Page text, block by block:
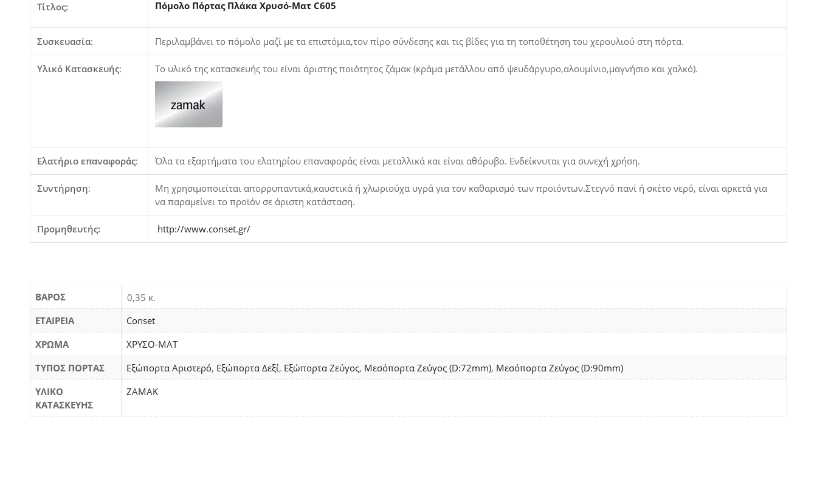
Τίτλος: Πόμολο Πόρτας Πλάκα Χρυσό-Ματ C605
Συσκευασία: Περιλαμβάνει το πόμολο μαζί με τα επιστόμια,τον πίρο σύνδεσης και τις βίδες για τη τοποθέτηση του χερουλιού στη πόρτα.
Υλικό Κατασκευής: Το υλικό της κατασκευής του είναι άριστης ποιότητος ζάμακ (κράμα μετάλλου από ψευδάργυρο,αλουμίνιο,μαγνήσιο και χαλκό).
Ελατήριο επαναφοράς: Όλα τα εξαρτήματα του ελατηρίου επαναφοράς είναι μεταλλικά και είναι αθόρυβο. Ενδείκνυται για συνεχή χρήση.
Συντήρηση:
Μη χρησιμοποιείται απορρυπαντικά,καυστικά ή χλωριούχα υγρά για τον καθαρισμό των προϊόντων.Στεγνό πανί ή σκέτο νερό, είναι αρκετά για
να παραμείνει το προϊόν σε άριστη κατάσταση.
Προμηθευτής: http://www.conset.gr/
ΒΆΡΟΣ
0,35 κ.
ΕΤΑΙΡΕΙΑ
Conset
ΧΡΩΜΑ
ΧΡΥΣΟ-ΜΑΤ
ΤΥΠΟΣ ΠΟΡΤΑΣ
Εξώπορτα Αριστερό, Εξώπορτα Δεξί, Εξώπορτα Ζεύγος, Μεσόπορτα Ζεύγος (D:72mm), Μεσόπορτα Ζεύγος (D:90mm)
ΥΛΙΚΟ
ΚΑΤΑΣΚΕΥΗΣ
ΖΑΜΑΚ